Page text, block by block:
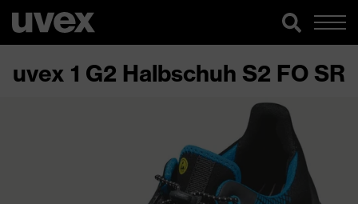
uvex 1 G2 Halbschuh S2 FO SR